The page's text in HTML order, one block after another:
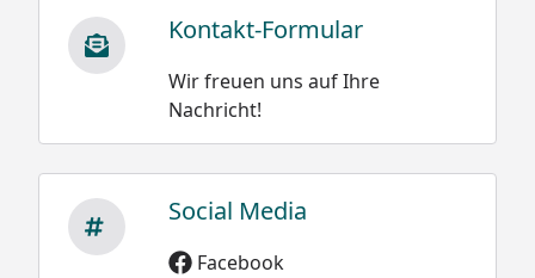
Altschnee trocken
200 bis 400 kg/m³
Altschnee feucht
nass 300 bis 500
kg/m³
Kontakt-Formular
Wir freuen uns auf Ihre
Nachricht!
Social Media
Facebook